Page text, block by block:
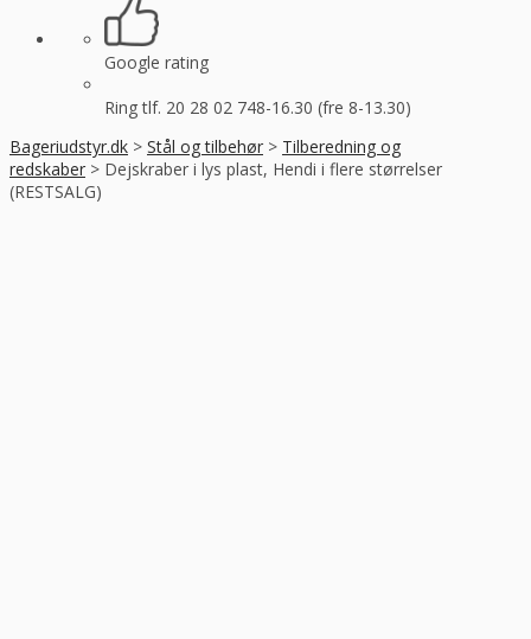
Google rating
Ring tlf. 20 28 02 748-16.30 (fre 8-13.30)
Bageriudstyr.dk > Stål og tilbehør > Tilberedning og
redskaber > Dejskraber i lys plast, Hendi i flere størrelser
(RESTSALG)